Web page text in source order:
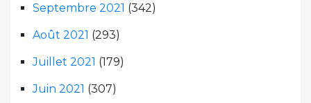
Septembre 2021 (342)
Août 2021 (293)
Juillet 2021 (179)
Juin 2021 (307)